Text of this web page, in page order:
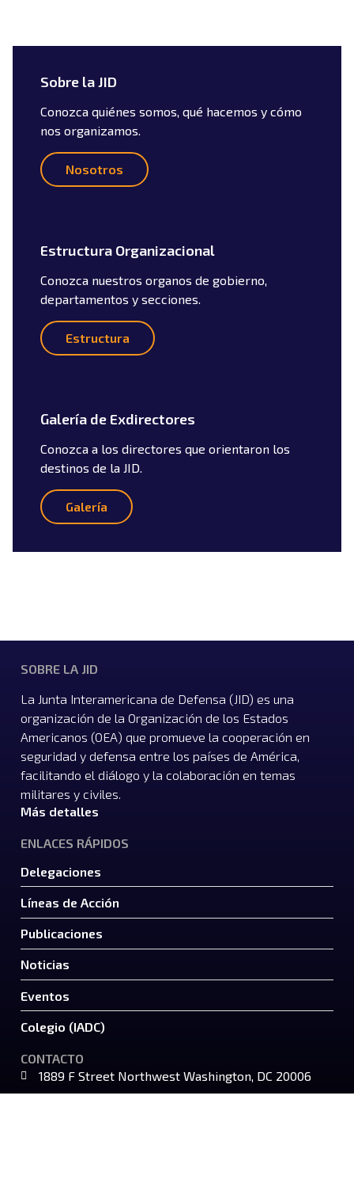
Sobre la JID
Conozca quiénes somos, qué hacemos y cómo
nos organizamos.
Nosotros
Estructura Organizacional
Conozca nuestros organos de gobierno,
departamentos y secciones.
Estructura
Galería de Exdirectores
Conozca a los directores que orientaron los
destinos de la JID.
Galería
SOBRE LA JID
La Junta Interamericana de Defensa (JID) es una
organización de la Organización de los Estados
Americanos (OEA) que promueve la cooperación en
seguridad y defensa entre los países de América,
facilitando el diálogo y la colaboración en temas
militares y civiles.
Más detalles
ENLACES RÁPIDOS
Delegaciones
Líneas de Acción
Publicaciones
Noticias
Eventos
Colegio (IADC)
CONTACTO
1889 F Street Northwest Washington, DC 20006